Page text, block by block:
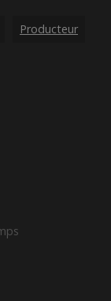
Producteur